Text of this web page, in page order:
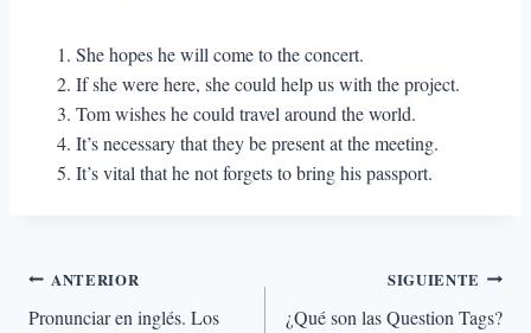
She hopes he will come to the concert.
If she were here, she could help us with the project.
Tom wishes he could travel around the world.
It’s necessary that they be present at the meeting.
It’s vital that he not forgets to bring his passport.
Navegación
ANTERIOR
Pronunciar en inglés. Los
SIGUIENTE
¿Qué son las Question Tags?